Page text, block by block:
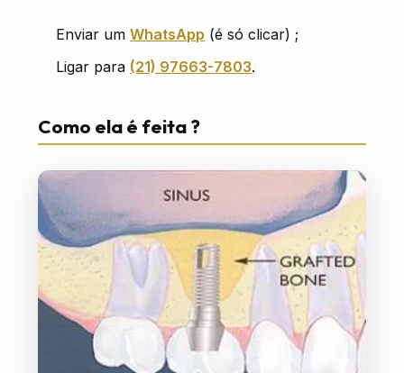
Enviar umWhatsApp (é só clicar) ;
Ligar para (21) 97663-7803.
Como ela é feita ?